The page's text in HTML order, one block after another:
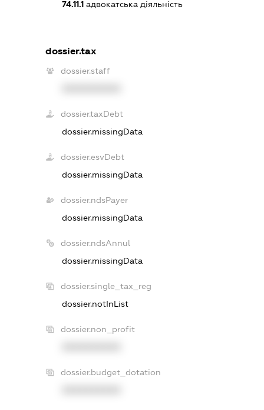
74.11.1адвокатська діяльність
dossier.tax
dossier.staff
dossier.taxDebt
dossier.missingData
dossier.esvDebt
dossier.missingData
dossier.ndsPayer
dossier.missingData
dossier.ndsAnnul
dossier.missingData
dossier.single_tax_reg
dossier.notInList
dossier.non_profit
dossier.budget_dotation